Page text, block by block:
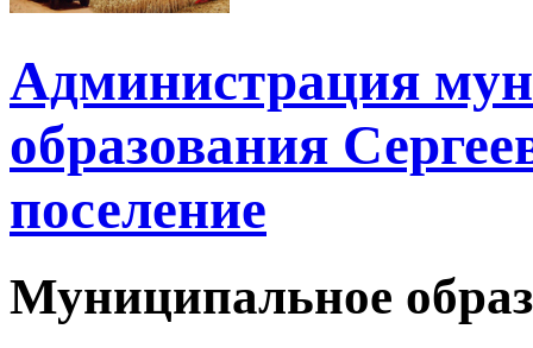
Администрация
образования
поселение
Муниципальное